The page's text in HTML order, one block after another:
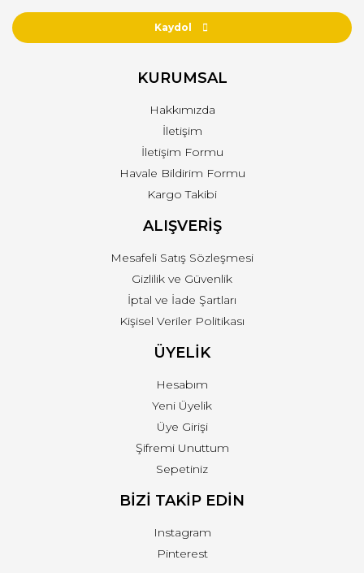
Kaydol
KURUMSAL
Hakkımızda
İletişim
İletişim Formu
Havale Bildirim Formu
Kargo Takibi
ALIŞVERİŞ
Mesafeli Satış Sözleşmesi
Gizlilik ve Güvenlik
İptal ve İade Şartları
Kişisel Veriler Politikası
ÜYELİK
Hesabım
Yeni Üyelik
Üye Girişi
Şifremi Unuttum
Sepetiniz
BİZİ TAKİP EDİN
Instagram
Pinterest